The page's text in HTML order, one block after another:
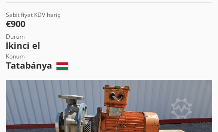
Sabit fiyat KDV hariç
€900
Durum
İkinci el
Konum
Tatabánya